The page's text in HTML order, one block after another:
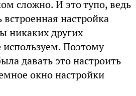
сложно. И это тупо, ведь
настройка
никаких других
Поэтому
давать это настроить
окно настройки